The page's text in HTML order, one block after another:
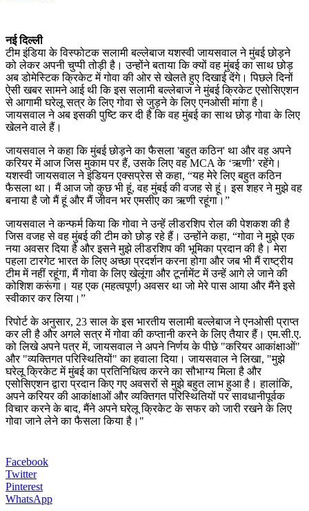
नई दिल्ली
टीम इंडिया के विस्फोटक सलामी बल्लेबाज यशस्वी जायसवाल ने मुंबई छोड़ने
को लेकर अपनी चुप्पी तोड़ी है। उन्होंने बताया कि क्यों वह मुंबई का साथ छोड़
अब डोमेस्टिक क्रिकेट में गोवा की ओर से खेलते हुए दिखाई देंगे। पिछले दिनों
ऐसी खबर सामने आई थी कि इस सलामी बल्लेबाज ने मुंबई क्रिकेट एसोसिएशन
से आगामी घरेलू सत्र के लिए गोवा से जुड़ने के लिए एनओसी मांगा है।
जायसवाल ने अब इसकी पुष्टि कर दी है कि वह मुंबई का साथ छोड़ गोवा के लिए
खेलने वाले हैं।
जायसवाल ने कहा कि मुंबई छोड़ने का फैसला 'बहुत कठिन' था और वह अपने
करियर में आज जिस मुकाम पर हैं, उसके लिए वह MCA के ‘ऋणी’ रहेंगे।
यशस्वी जायसवाल ने इंडियन एक्सप्रेस से कहा, “यह मेरे लिए बहुत कठिन
फैसला था। मैं आज जो कुछ भी हूं, वह मुंबई की वजह से हूं। इस शहर ने मुझे वह
बनाया है जो मैं हूं और मैं जीवन भर एमसीए का ऋणी रहूंगा।”
जायसवाल ने कन्फर्म किया कि गोवा ने उन्हें लीडरशिप रोल की पेशकश की है
जिस वजह से वह मुंबई की टीम को छोड़ रहे हैं। उन्होंने कहा, “गोवा ने मुझे एक
नया अवसर दिया है और इसने मुझे लीडरशिप की भूमिका प्रदान की है। मेरा
पहला टारगेट भारत के लिए अच्छा प्रदर्शन करना होगा और जब भी मैं राष्ट्रीय
टीम में नहीं रहूंगा, मैं गोवा के लिए खेलूंगा और टूर्नामेंट में उन्हें आगे ले जाने की
कोशिश करूंगा। यह एक (महत्वपूर्ण) अवसर था जो मेरे पास आया और मैंने इसे
स्वीकार कर लिया।”
रिपोर्ट के अनुसार, 23 साल के इस भारतीय सलामी बल्लेबाज ने एनओसी प्राप्त
कर ली है और अगले सत्र में गोवा की कप्तानी करने के लिए तैयार हैं। एम.सी.ए.
को लिखे अपने पत्र में, जायसवाल ने अपने निर्णय के पीछे "करियर आकांक्षाओं"
और "व्यक्तिगत परिस्थितियों" का हवाला दिया। जायसवाल ने लिखा, "मुझे
घरेलू क्रिकेट में मुंबई का प्रतिनिधित्व करने का सौभाग्य मिला है और
एसोसिएशन द्वारा प्रदान किए गए अवसरों से मुझे बहुत लाभ हुआ है। हालांकि,
अपने करियर की आकांक्षाओं और व्यक्तिगत परिस्थितियों पर सावधानीपूर्वक
विचार करने के बाद, मैंने अपने घरेलू क्रिकेट के सफर को जारी रखने के लिए
गोवा जाने लेने का फैसला किया है।"
Facebook
Twitter
Pinterest
WhatsApp